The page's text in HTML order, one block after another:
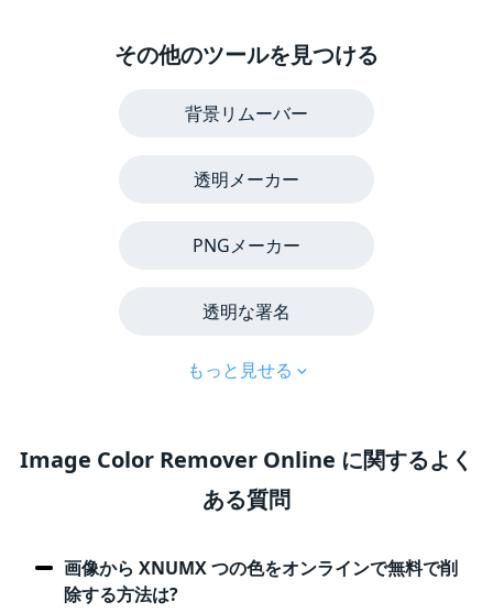
その他のツールを見つける
背景リムーバー
透明メーカー
PNGメーカー
透明な署名
もっと見せる
Image Color Remover Online に関するよく
ある質問
画像から XNUMX つの色をオンラインで無料で削
除する方法は?